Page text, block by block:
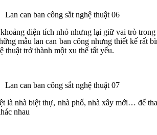
Lan can ban công sắt nghệ thuật 06
diện tích nhỏ nhưng lại giữ vai trò
mẫu lan can ban công nhưng thiết kế
thuật trở thành một xu thế tất yếu.
Lan can ban công sắt nghệ thuật 07
nhà biệt thự, nhà phố, nhà xây mới… để
nhau